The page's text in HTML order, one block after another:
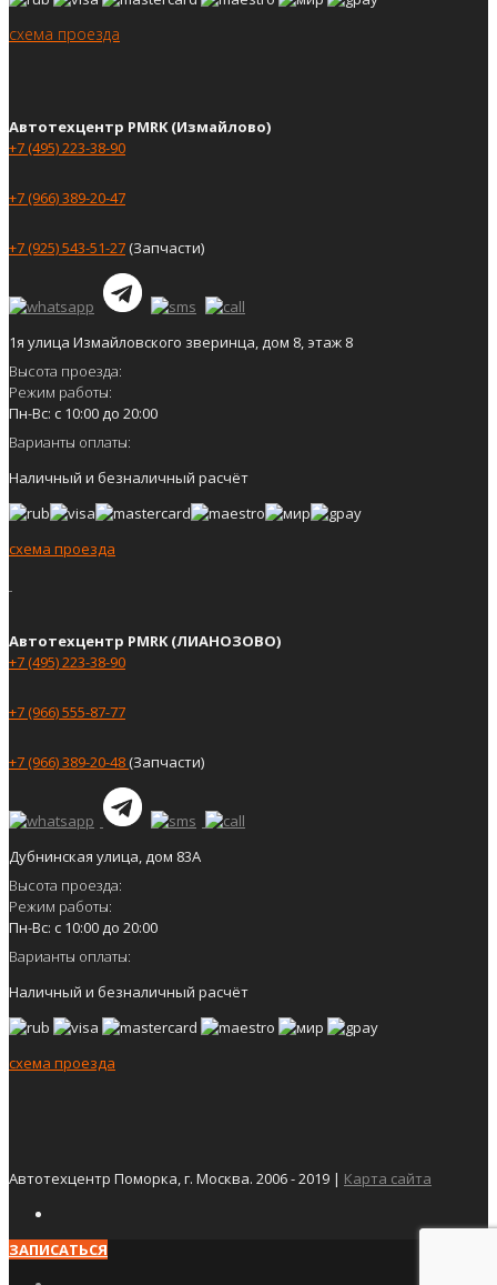
схема проезда
Автотехцентр PMRK (Измайлово)
+7 (495) 223-38-90
+7 (966) 389-20-47
+7 (925) 543-51-27(Запчасти)
1я улица Измайловского зверинца, дом 8, этаж 8
Высота проезда:
Режим работы:
Пн-Вс: с 10:00 до 20:00
Варианты оплаты:
Наличный и безналичный расчёт
схема проезда
Автотехцентр PMRK (ЛИАНОЗОВО)
+7 (495) 223-38-90
+7 (966) 555-87-77
+7 (966) 389-20-48(Запчасти)
Дубнинская улица, дом 83А
Высота проезда:
Режим работы:
Пн-Вс: с 10:00 до 20:00
Варианты оплаты:
Наличный и безналичный расчёт
схема проезда
Автотехцентр Поморка, г. Москва. 2006 - 2019 | Карта сайта
ЗАПИСАТЬСЯ